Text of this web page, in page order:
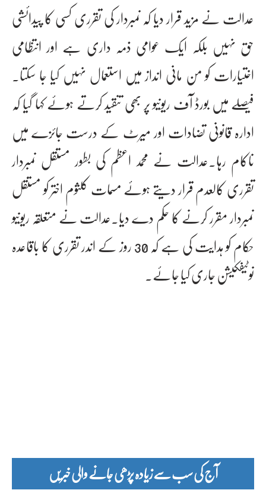
عدالت نے مزید قرار دیا کہ نمبردار کی تقرری کسی کا پیدائشی
حق نہیں بلکہ ایک عوامی ذمہ داری ہے اور انتظامی
اختیارات کو من مانی انداز میں استعمال نہیں کیا جا سکتا۔
فیصلے میں بورڈ آف ریونیو پر بھی تنقید کرتے ہوئے کہا گیا کہ
ادارہ قانونی تضادات اور میرٹ کے درست جائزے میں
ناکام رہا۔عدالت نے محمد اعظم کی بطور مستقل نمبردار
تقرری کالعدم قرار دیتے ہوئے مسمات کلثوم اختر کو مستقل
نمبردار مقرر کرنے کا حکم دے دیا۔عدالت نے متعلقہ ریونیو
حکام کو ہدایت کی ہے کہ 30 روز کے اندر تقرری کا باقاعدہ
نوٹیفکیشن جاری کیا جائے۔
آج کی سب سے زیادہ پڑھی جانے والی خبریں